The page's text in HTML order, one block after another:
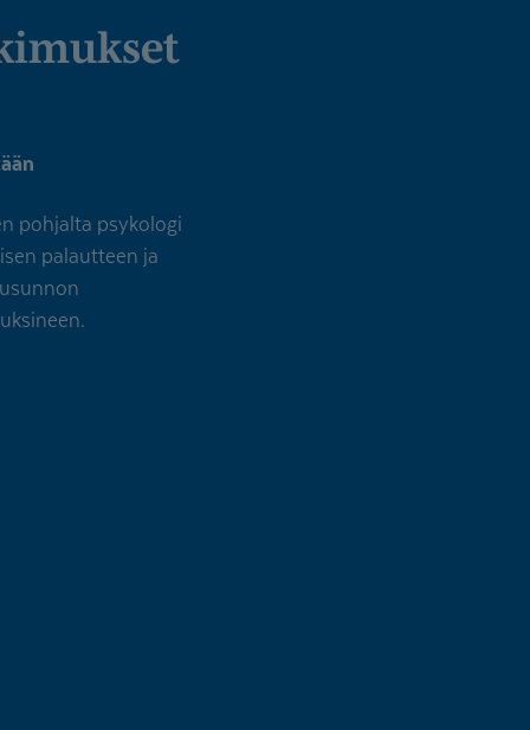
pohjalta psykologi
palautteen ja